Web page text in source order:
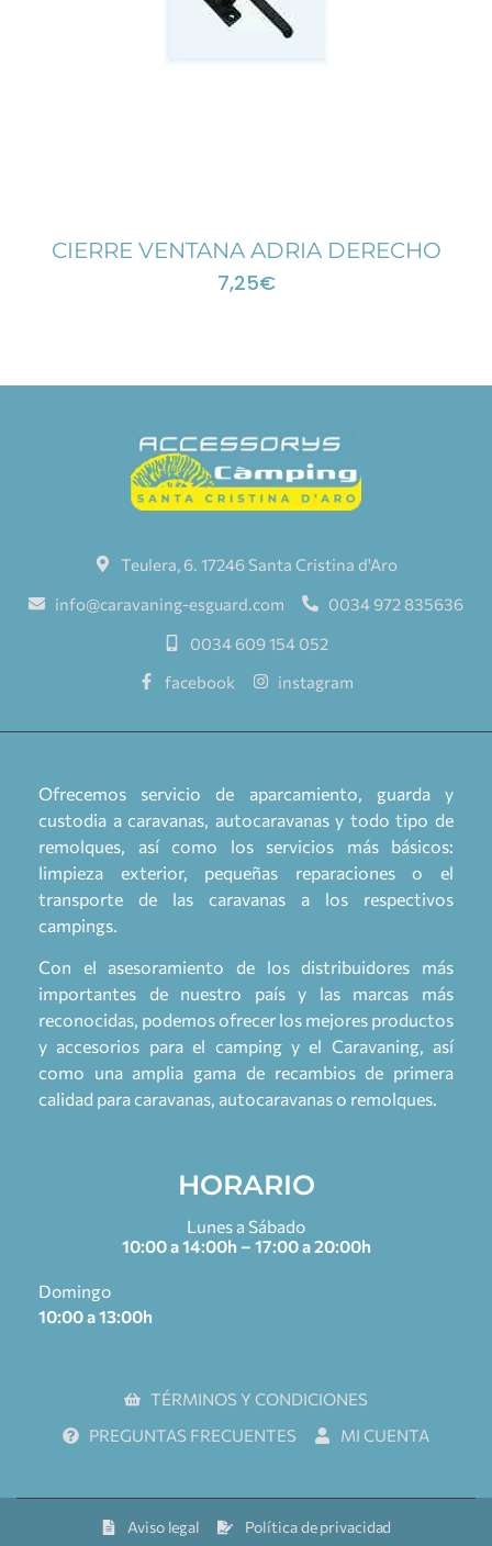
CIERRE VENTANA ADRIA DERECHO
7,25€
Teulera, 6. 17246 Santa Cristina d'Aro
info@caravaning-esguard.com
0034 972 835636
0034 609 154 052
facebook
instagram
Ofrecemos servicio de aparcamiento, guarda y
custodia a caravanas, autocaravanas y todo tipo de
remolques, así como los servicios más básicos:
limpieza exterior, pequeñas reparaciones o el
transporte de las caravanas a los respectivos
campings.
Con el asesoramiento de los distribuidores más
importantes de nuestro país y las marcas más
reconocidas, podemos ofrecer los mejores productos
y accesorios para el camping y el Caravaning, así
como una amplia gama de recambios de primera
calidad para caravanas, autocaravanas o remolques.
HORARIO
Lunes a Sábado
10:00 a 14:00h – 17:00 a 20:00h
Domingo
10:00 a 13:00h
TÉRMINOS Y CONDICIONES
PREGUNTAS FRECUENTES
MI CUENTA
Aviso legal Política de privacidad